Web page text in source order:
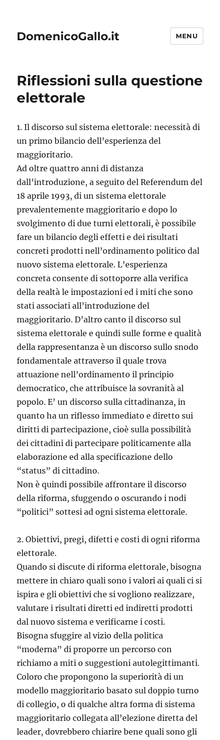
DomenicoGallo.it MENU
Riflessioni sulla questione
elettorale
1. Il discorso sul sistema elettorale: necessità di
un primo bilancio dell’esperienza del
maggioritario.
Ad oltre quattro anni di distanza
dall’introduzione, a seguito del Referendum del
18 aprile 1993, di un sistema elettorale
prevalentemente maggioritario e dopo lo
svolgimento di due turni elettorali, è possibile
fare un bilancio degli effetti e dei risultati
concreti prodotti nell’ordinamento politico dal
nuovo sistema elettorale. L’esperienza
concreta consente di sottoporre alla verifica
della realtà le impostazioni ed i miti che sono
stati associati all’introduzione del
maggioritario. D’altro canto il discorso sul
sistema elettorale e quindi sulle forme e qualità
della rappresentanza è un discorso sullo snodo
fondamentale attraverso il quale trova
attuazione nell’ordinamento il principio
democratico, che attribuisce la sovranità al
popolo. E’ un discorso sulla cittadinanza, in
quanto ha un riflesso immediato e diretto sui
diritti di partecipazione, cioè sulla possibilità
dei cittadini di partecipare politicamente alla
elaborazione ed alla specificazione dello
“status” di cittadino.
Non è quindi possibile affrontare il discorso
della riforma, sfuggendo o oscurando i nodi
“politici” sottesi ad ogni sistema elettorale.
2. Obiettivi, pregi, difetti e costi di ogni riforma
elettorale.
Quando si discute di riforma elettorale, bisogna
mettere in chiaro quali sono i valori ai quali ci si
ispira e gli obiettivi che si vogliono realizzare,
valutare i risultati diretti ed indiretti prodotti
dal nuovo sistema e verificarne i costi.
Bisogna sfuggire al vizio della politica
“moderna” di proporre un percorso con
richiamo a miti o suggestioni autolegittimanti.
Coloro che propongono la superiorità di un
modello maggioritario basato sul doppio turno
di collegio, o di qualche altra forma di sistema
maggioritario collegata all’elezione diretta del
leader, dovrebbero chiarire bene quali sono gli